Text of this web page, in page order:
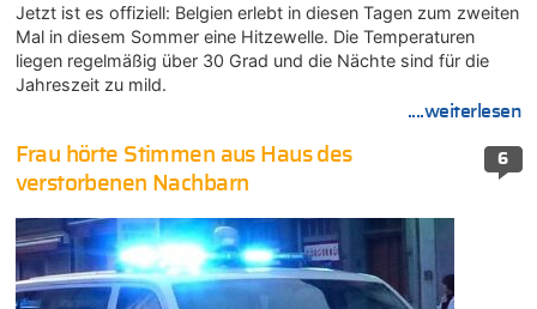
Jetzt ist es offiziell: Belgien erlebt in diesen Tagen zum zweiten
Mal in diesem Sommer eine Hitzewelle. Die Temperaturen
liegen regelmäßig über 30 Grad und die Nächte sind für die
Jahreszeit zu mild.
....weiterlesen
6
Frau hörte Stimmen aus Haus des
verstorbenen Nachbarn